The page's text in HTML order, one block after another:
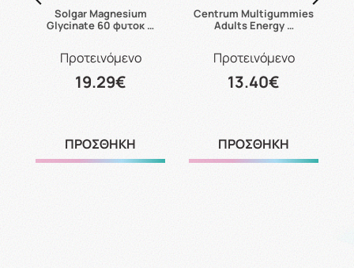
Solgar Magnesium
Glycinate 60 φυτοκ …
Προτεινόμενο
19.29€
ΠΡΟΣΘΗΚΗ
Centrum Multigummies
Adults Energy …
Προτεινόμενο
13.40€
ΠΡΟΣΘΗΚΗ